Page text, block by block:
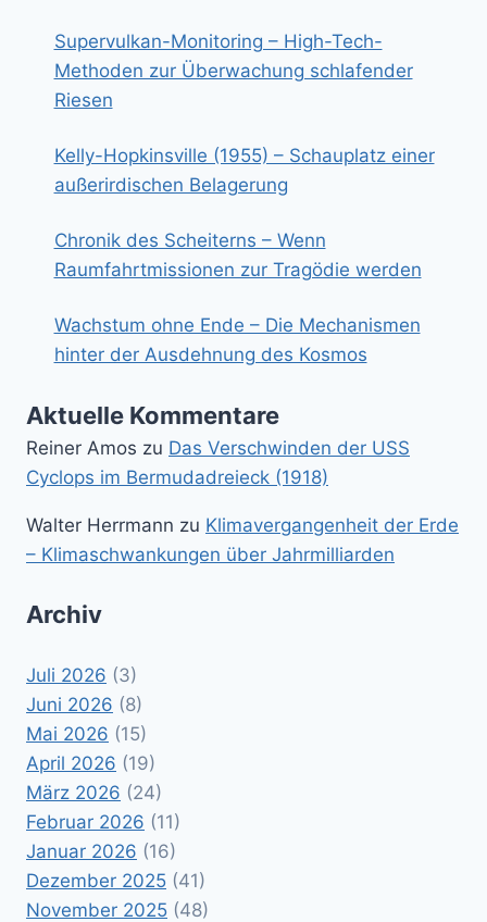
Supervulkan-Monitoring – High-Tech-
Methoden zur Überwachung schlafender
Riesen
Kelly-Hopkinsville (1955) – Schauplatz einer
außerirdischen Belagerung
Chronik des Scheiterns – Wenn
Raumfahrtmissionen zur Tragödie werden
Wachstum ohne Ende – Die Mechanismen
hinter der Ausdehnung des Kosmos
Aktuelle Kommentare
Reiner Amos zu Das Verschwinden der USS
Cyclops im Bermudadreieck (1918)
Walter Herrmann zu Klimavergangenheit der Erde
– Klimaschwankungen über Jahrmilliarden
Archiv
Juli 2026 (3)
Juni 2026 (8)
Mai 2026 (15)
April 2026 (19)
März 2026 (24)
Februar 2026 (11)
Januar 2026 (16)
Dezember 2025 (41)
November 2025 (48)